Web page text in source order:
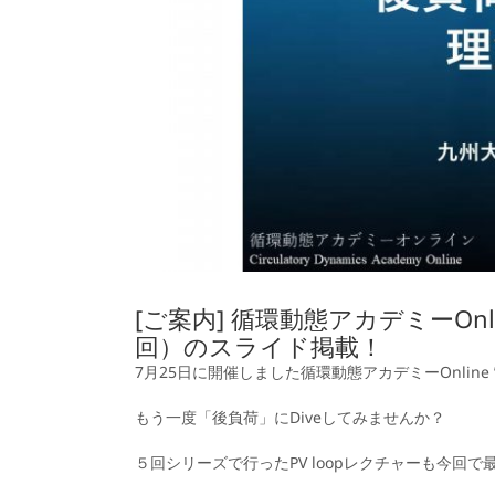
[ご案内] 循環動態アカデミー
回）のスライド掲載！
7月25日に開催しました循環動態アカデミーOnline
もう一度「後負荷」にDiveしてみませんか？
５回シリーズで行ったPV loopレクチャーも今回で最